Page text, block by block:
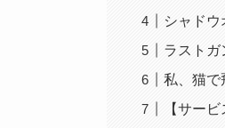
シャド
ラストガ
私、猫で
【サー